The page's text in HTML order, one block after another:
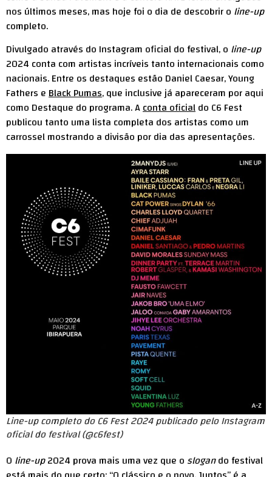
nos últimos meses, mas hoje foi o dia de descobrir o line-up
completo.
Divulgado através do Instagram oficial do festival, o line-up
2024 conta com artistas incríveis tanto internacionais como
nacionais. Entre os destaques estão Daniel Caesar, Young
Fathers eBlack Pumas, que inclusive já apareceram por aqui
como Destaque do programa. Aconta oficialdo C6 Fest
publicou tanto uma lista completa dos artistas como um
carrossel mostrando a divisão por dia das apresentações.
Line-up completo do C6 Fest 2024 publicado pelo Instagram
oficial do festival (@c6fest)
O line-up2024 prova mais uma vez que o slogando festival